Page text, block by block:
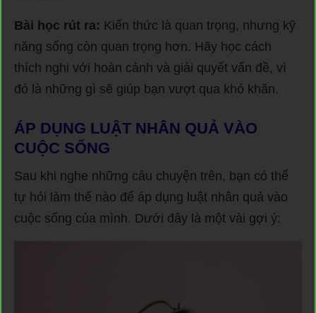
Bài học rút ra: Kiến thức là quan trọng, nhưng kỹ
năng sống còn quan trọng hơn. Hãy học cách
thích nghi với hoàn cảnh và giải quyết vấn đề, vì
đó là những gì sẽ giúp bạn vượt qua khó khăn.
ÁP DỤNG LUẬT NHÂN QUẢ VÀO
CUỘC SỐNG
Sau khi nghe những câu chuyện trên, bạn có thể
tự hỏi làm thế nào để áp dụng luật nhân quả vào
cuộc sống của mình. Dưới đây là một vài gợi ý: